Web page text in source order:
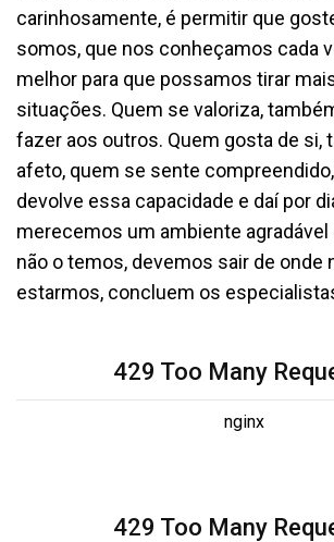
carinhosamente, é permitir que
somos, que nos conheçamos cada
melhor para que possamos tirar
situações. Quem se valoriza,
fazer aos outros. Quem gosta de si,
afeto, quem se sente
devolve essa capacidade e daí por
merecemos um ambiente
não o temos, devemos sair de onde
estarmos, concluem os
429 Too Many
nginx
429 Too Many